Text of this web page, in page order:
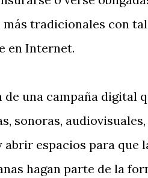
tradicionales con
en Internet.
una campaña digital
sonoras, audiovisuales,
espacios para que
hagan parte de la